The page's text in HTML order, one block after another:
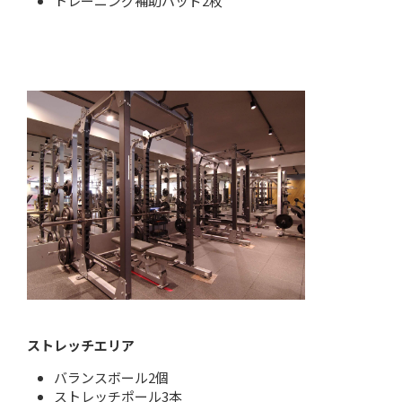
ストレッチエリア
バランスボール2個
ストレッチポール3本